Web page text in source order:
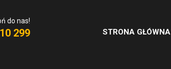
do nas!
299 STRONA GŁÓWNA